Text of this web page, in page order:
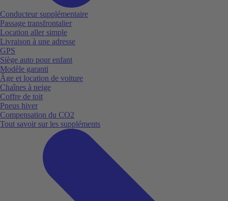
Conducteur supplémentaire
Passage transfrontalier
Location aller simple
Livraison à une adresse
GPS
Siège auto pour enfant
Modèle garanti
Âge et location de voiture
Chaînes à neige
Coffre de toit
Pneus hiver
Compensation du CO2
Tout savoir sur les suppléments